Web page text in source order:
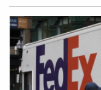
外界質疑相關行為已
舉為預先策劃的拍
此呈現節慶期間交通
（Ugadi）及齋戒月
只能用寄送方式移
即使包裹內容被揭露